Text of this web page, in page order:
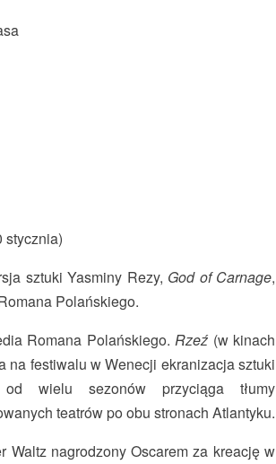
sztuki Yasminy Rezy, God of Carnage,
Polańskiego.
Romana Polańskiego.Rzeź (w kinach
na festiwalu w Wenecji ekranizacja sztuki
wielu sezonów przyciąga tłumy
teatrów po obu stronach Atlantyku.
Waltz nagrodzony Oscarem za kreację w